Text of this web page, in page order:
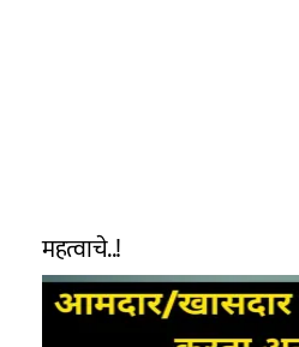
महत्वाचे..!